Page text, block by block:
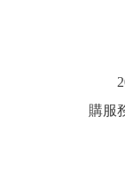
（
購服
（